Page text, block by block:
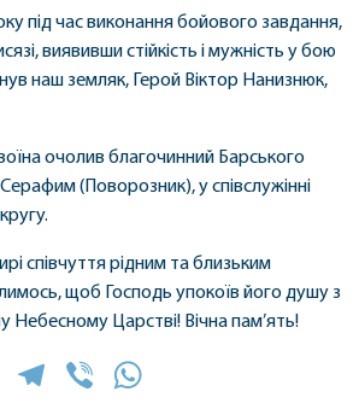
під час виконання бойового завдання,
виявивши стійкість і мужність у бою
наш земляк, Герой Віктор Нанизнюк,
очолив благочинний Барського
(Поворозник), у співслужінні
співчуття рідним та близьким
щоб Господь упокоїв його душу з
Небесному Царстві! Вічна пам’ять!
Facebook
Telegram
Viber